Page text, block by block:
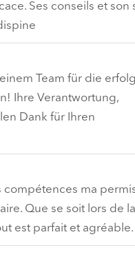
Ses conseils et son
Team für die
Ihre Verantwortung,
Dank für Ihren
compétences ma
Que se soit lors de
est parfait et